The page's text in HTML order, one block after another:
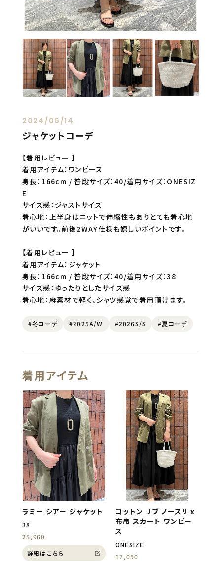
2024/06/14
ジャケットコーデ
【着用レビュー 】
着用アイテム：ワンピース
身長：166cm / 普段サイズ：40/着用サイズ：ONESIZ
E
サイズ感：ジャストサイズ
着心地：上半身はニットで伸縮性もありとても着心地
がいいです。前後2WAY仕様も嬉しいポイントです。
【着用レビュー 】
着用アイテム：ジャケット
身長：166cm / 普段サイズ：40/着用サイズ：38
サイズ感：ゆったりとしたサイズ感
着心地：麻素材で軽く、シャツ感覚で着用頂けます。
#冬コーデ #2025A/W #2026S/S #夏コーデ
着用アイテム
ラミー シアー ジャケット
38
25,960
詳細はこちら
コットン リブ ノースリ x
布帛 スカート ワンピー
ス
ONESIZE
17,050